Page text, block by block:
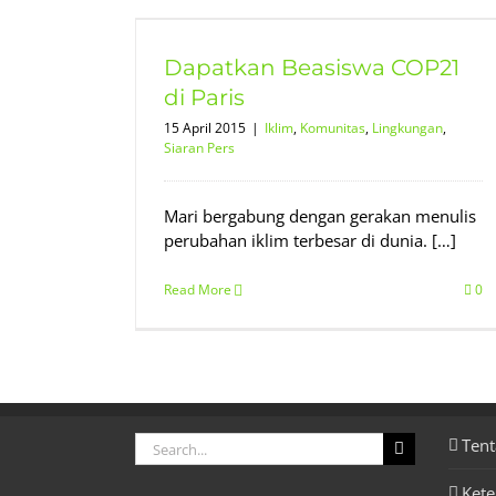
Dapatkan Beasiswa COP21
di Paris
15 April 2015 | Iklim, Komunitas, Lingkungan,
Siaran Pers
Mari bergabung dengan gerakan menulis
perubahan iklim terbesar di dunia. […]
Read More 0
Search
for: